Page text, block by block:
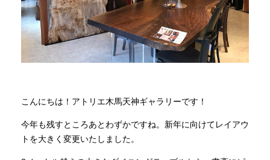
直営店
イベント
全商品一覧
こんにちは！アトリエ木馬天神ギャラリーです！
今年も残すところあとわずかですね。新年に向けてレイアウ
トを大きく変更いたしました。